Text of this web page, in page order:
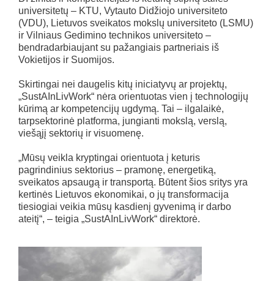
universitetų – KTU, Vytauto Didžiojo universiteto
(VDU), Lietuvos sveikatos mokslų universiteto (LSMU)
ir Vilniaus Gedimino technikos universiteto –
bendradarbiaujant su pažangiais partneriais iš
Vokietijos ir Suomijos.
Skirtingai nei daugelis kitų iniciatyvų ar projektų,
„SustAInLivWork“ nėra orientuotas vien į technologijų
kūrimą ar kompetencijų ugdymą. Tai – ilgalaikė,
tarpsektorinė platforma, jungianti mokslą, verslą,
viešąjį sektorių ir visuomenę.
„Mūsų veikla kryptingai orientuota į keturis
pagrindinius sektorius – pramonę, energetiką,
sveikatos apsaugą ir transportą. Būtent šios sritys yra
kertinės Lietuvos ekonomikai, o jų transformacija
tiesiogiai veikia mūsų kasdienį gyvenimą ir darbo
ateitį“, – teigia „SustAInLivWork“ direktorė.